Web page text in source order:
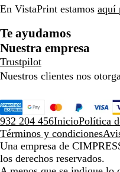
En VistaPrint estamos aquí
Te ayudamos
Nuestra empresa
Trustpilot
Nuestros clientes nos
932 204 456InicioPolítica
Términos y condiciones
Una empresa de
los derechos reservados.